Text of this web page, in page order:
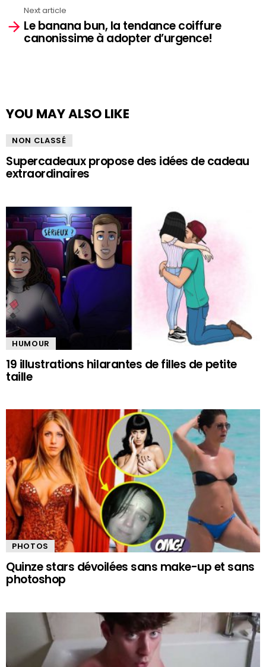
Next article
Le banana bun, la tendance coiffure
canonissime à adopter d’urgence!
YOU MAY ALSO LIKE
NON CLASSÉ
Supercadeaux propose des idées de cadeau
extraordinaires
HUMOUR
19 illustrations hilarantes de filles de petite
taille
PHOTOS
Quinze stars dévoilées sans make-up et sans
photoshop